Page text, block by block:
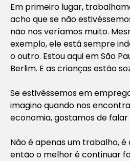
Em primeiro lugar,
acho que se não
não nos veríamos muito.
exemplo, ele está sempre
o outro. Estou aqui em São
Berlim. E as crianças estão
Se estivéssemos em
imagino quando nos
economia, gostamos de
Não é apenas um trabalho, é
então o melhor é continuar